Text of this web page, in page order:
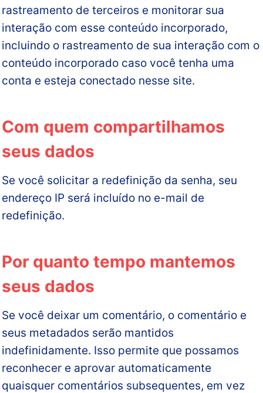
rastreamento de terceiros e monitorar sua
interação com esse conteúdo incorporado,
incluindo o rastreamento de sua interação com o
conteúdo incorporado caso você tenha uma
conta e esteja conectado nesse site.
Com quem compartilhamos
seus dados
Se você solicitar a redefinição da senha, seu
endereço IP será incluído no e-mail de
redefinição.
Por quanto tempo mantemos
seus dados
Se você deixar um comentário, o comentário e
seus metadados serão mantidos
indefinidamente. Isso permite que possamos
reconhecer e aprovar automaticamente
quaisquer comentários subsequentes, em vez